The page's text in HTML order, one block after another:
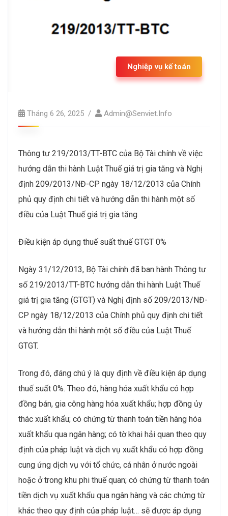
Nghiệp vụ kế toán
Tháng 6 26, 2025 Admin@senviet.info
Thông tư 219/2013/TT-BTC của Bộ Tài chính về việc
hướng dẫn thi hành Luật Thuế giá trị gia tăng và Nghị
định 209/2013/NĐ-CP ngày 18/12/2013 của Chính
phủ quy định chi tiết và hướng dẫn thi hành một số
điều của Luật Thuế giá trị gia tăng
Điều kiện áp dụng thuế suất thuế GTGT 0%
Ngày 31/12/2013, Bộ Tài chính đã ban hành Thông tư
số 219/2013/TT-BTC hướng dẫn thi hành Luật Thuế
giá trị gia tăng (GTGT) và Nghị định số 209/2013/NĐ-
CP ngày 18/12/2013 của Chính phủ quy định chi tiết
và hướng dẫn thi hành một số điều của Luật Thuế
GTGT.
Trong đó, đáng chú ý là quy định về điều kiện áp dụng
thuế suất 0%. Theo đó, hàng hóa xuất khẩu có hợp
đồng bán, gia công hàng hóa xuất khẩu; hợp đồng ủy
thác xuất khẩu; có chứng từ thanh toán tiền hàng hóa
xuất khẩu qua ngân hàng; có tờ khai hải quan theo quy
định của pháp luật và dịch vụ xuất khẩu có hợp đồng
cung ứng dịch vụ với tổ chức, cá nhân ở nước ngoài
hoặc ở trong khu phi thuế quan; có chứng từ thanh toán
tiền dịch vụ xuất khẩu qua ngân hàng và các chứng từ
khác theo quy định của pháp luật… sẽ được áp dụng